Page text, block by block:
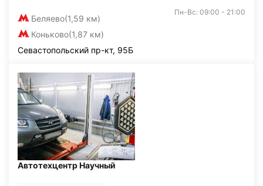
Беляево(1,59 км)
Коньково(1,87 км)
Пн-Вс: 09:00 - 21:00
Севастопольский пр-кт, 95Б
Автотехцентр Научный